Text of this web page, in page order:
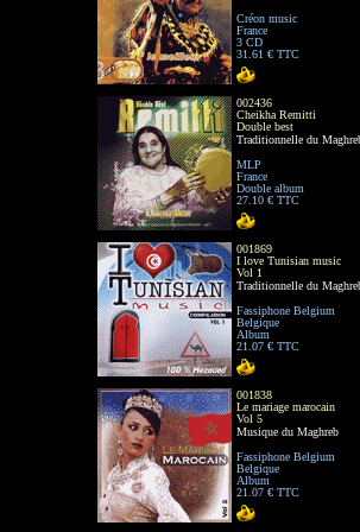
Créon music
France
3 CD
31.61 € TTC
002436
Cheikha Remitti
Double best
Traditionnelle du
MLP
France
Double album
27.10 € TTC
001869
I love Tunisian music
Vol 1
Traditionnelle du
Fassiphone Belgium
Belgique
Album
21.07 € TTC
001838
Le mariage marocain
Vol 5
Musique du Maghreb
Fassiphone Belgium
Belgique
Album
21.07 € TTC